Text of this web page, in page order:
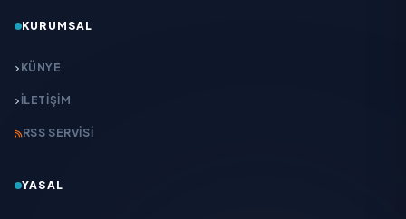
KURUMSAL
KÜNYE
İLETIŞIM
RSS SERVISI
YASAL